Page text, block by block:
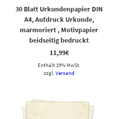
30 Blatt Urkundenpapier DIN
A4, Aufdruck Urkunde,
marmoriert , Motivpapier
beidseitig bedruckt
11,99€
Enthält 19% MwSt.
zzgl.Versand